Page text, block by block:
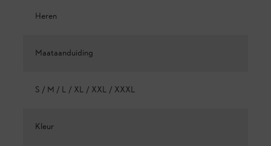
Heren
Maataanduiding
S / M / L / XL / XXL / XXXL
Kleur